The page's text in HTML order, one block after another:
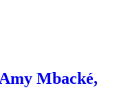
Mbacké,